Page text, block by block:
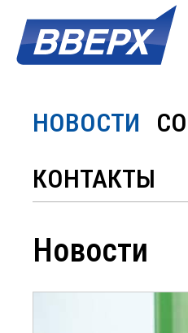
НОВОСТИ
КОНТАКТЫ
Новости